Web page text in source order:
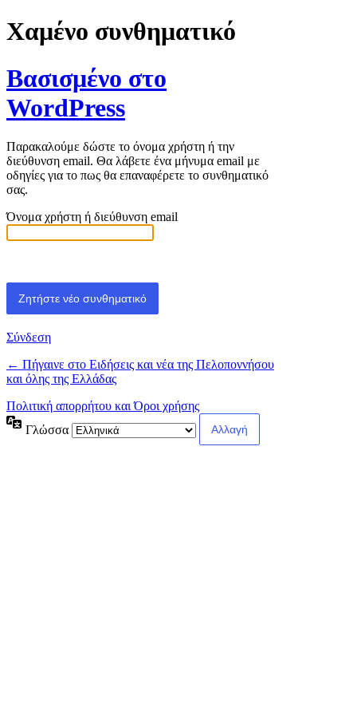
Χαμένο συνθηματικό
Βασισμένο στο
WordPress
Παρακαλούμε δώστε το όνομα χρήστη ή την
διεύθυνση email. Θα λάβετε ένα μήνυμα email με
οδηγίες για το πως θα επαναφέρετε το συνθηματικό
σας.
Όνομα χρήστη ή διεύθυνση email
Σύνδεση
← Πήγαινε στο Ειδήσεις και νέα της Πελοποννήσου
και όλης της Ελλάδας
Πολιτική απορρήτου και Όροι χρήσης
Γλώσσα